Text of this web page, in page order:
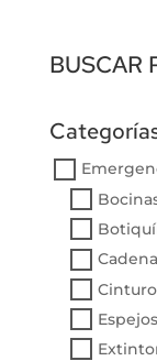
BUSCAR
Espejos